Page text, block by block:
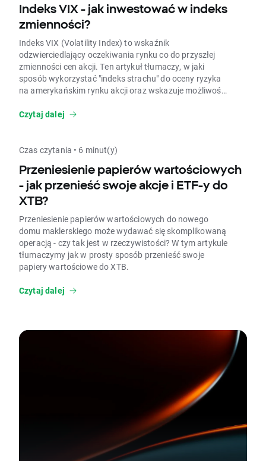
Indeks VIX - jak inwestować w indeks
zmienności?
Indeks VIX (Volatility Index) to wskaźnik
odzwierciedlający oczekiwania rynku co do przyszłej
zmienności cen akcji. Ten artykuł tłumaczy, w jaki
sposób wykorzystać "indeks strachu" do oceny ryzyka
na amerykańskim rynku akcji oraz wskazuje możliwości
tego, czy jesteś początkującym inwestorem, czy masz
przyszłości.
Czytaj dalej
Czas czytania • 6 minut(y)
Przeniesienie papierów wartościowych
- jak przenieść swoje akcje i ETF-y do
XTB?
Przeniesienie papierów wartościowych do nowego
domu maklerskiego może wydawać się skomplikowaną
operacją - czy tak jest w rzeczywistości? W tym artykule
tłumaczymy jak w prosty sposób przenieść swoje
papiery wartościowe do XTB.
Czytaj dalej